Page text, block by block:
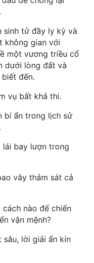
sinh tử đầy ly kỳ và
không gian với
một vương triều cổ
dưới lòng đất và
đến.
vụ bất khả thi.
bí ẩn trong lịch sử
lái bay lượn trong
vây thảm sát cả
nào để chiến
vận mệnh?
lời giải ẩn kín